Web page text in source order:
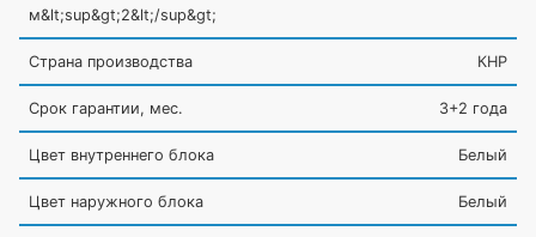
м&lt;sup&gt;2&lt;/sup&gt;
Страна производства КНР
Срок гарантии, мес. 3+2 года
Цвет внутреннего блока Белый
Цвет наружного блока Белый